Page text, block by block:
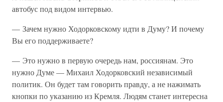
автобус под видом интервью.
— Зачем нужно Ходорковскому идти в Думу? И почему
Вы его поддерживаете?
— Это нужно в первую очередь нам, россиянам. Это
нужно Думе — Михаил Ходорковский независимый
политик. Он будет там говорить правду, а не нажимать
кнопки по указанию из Кремля. Людям станет интересна